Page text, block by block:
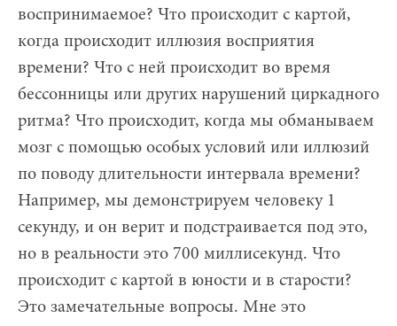
воспринимаемое? Что происходит с картой,
когда происходит иллюзия восприятия
времени? Что с ней происходит во время
бессонницы или других нарушений циркадного
ритма? Что происходит, когда мы обманываем
мозг с помощью особых условий или иллюзий
по поводу длительности интервала времени?
Например, мы демонстрируем человеку 1
секунду, и он верит и подстраивается под это,
но в реальности это 700 миллисекунд. Что
происходит с картой в юности и в старости?
Это замечательные вопросы. Мне это